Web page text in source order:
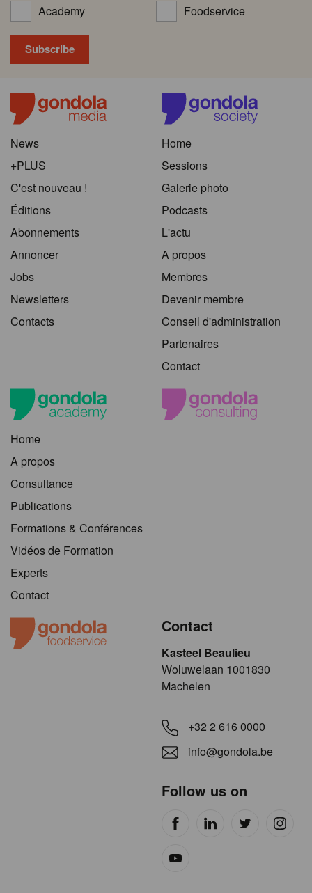
Academy
Foodservice
News
+PLUS
C'est nouveau !
Éditions
Abonnements
Annoncer
Jobs
Newsletters
Contacts
Home
Sessions
Galerie photo
Podcasts
L'actu
A propos
Membres
Devenir membre
Conseil d'administration
Partenaires
Contact
Home
A propos
Consultance
Publications
Formations & Conférences
Vidéos de Formation
Experts
Contact
Contact
Kasteel Beaulieu
​​​Woluwelaan 1001830
Machelen
+32 2 616 0000
info@gondola.be
Follow us on